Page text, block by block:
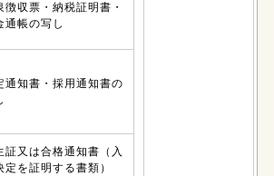
徴収票・納税証明書・
通帳の写し
通知書・採用通知書の
証又は合格通知書（入
定を証明する書類）